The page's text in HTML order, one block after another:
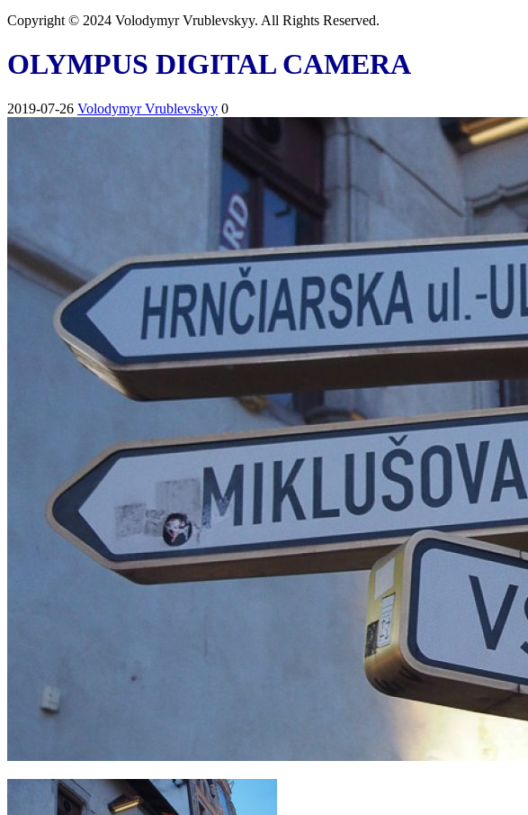
Copyright © 2024 Volodymyr Vrublevskyy. All Rights Reserved.
OLYMPUS DIGITAL CAMERA
2019-07-26 Volodymyr Vrublevskyy 0